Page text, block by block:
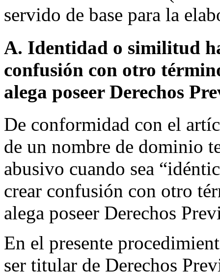
servido de base para la
A. Identidad o similitud
confusión con otro
alega poseer Derechos
De conformidad con el
de un nombre de dominio
abusivo cuando sea
crear confusión con otro
alega poseer Derechos
En el presente
ser titular de Derechos